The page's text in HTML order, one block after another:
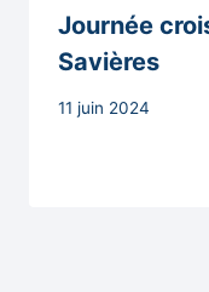
Journée
Savières
Par
11 juin 2024